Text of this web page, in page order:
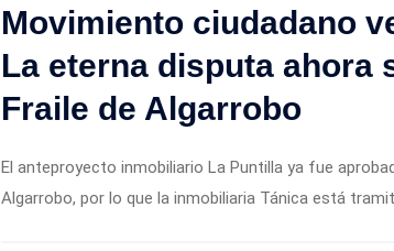
Movimiento ciudadano
La eterna disputa ahora
Fraile de Algarrobo
El anteproyecto inmobiliario La Puntilla ya fue
Algarrobo, por lo que la inmobiliaria Tánica está